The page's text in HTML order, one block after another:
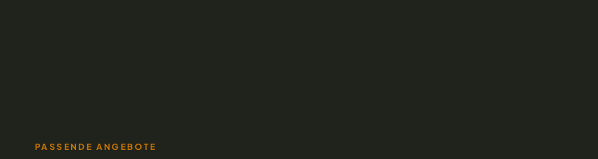
PASSENDE ANGEBOTE